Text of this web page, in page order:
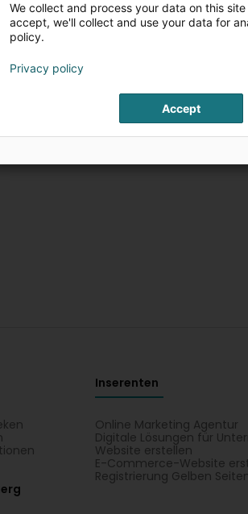
Inserenten
Online Marketing Agentur
Digitale Lösungen für
Website erstellen
E-Commerce-Website
Registrierung Gelben
We collect and process your data on this
accept, we'll collect and use your data for
policy.
Privacy policy
Accept